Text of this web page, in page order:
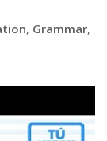
, Grammar,